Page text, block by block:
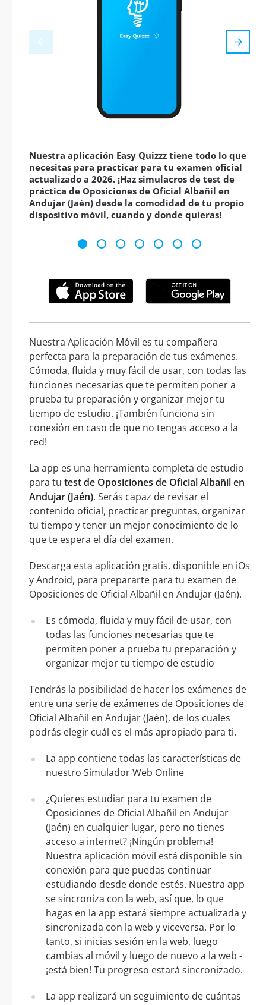
Nuestra aplicación Easy Quizzz tiene todo lo que
necesitas para practicar para tu examen oficial
actualizado a 2026. ¡Haz simulacros de test de
práctica de Oposiciones de Oficial Albañil en
Andujar (Jaén) desde la comodidad de tu propio
dispositivo móvil, cuando y donde quieras!
Nuestra Aplicación Móvil es tu compañera
perfecta para la preparación de tus exámenes.
Cómoda, fluida y muy fácil de usar, con todas las
funciones necesarias que te permiten poner a
prueba tu preparación y organizar mejor tu
tiempo de estudio. ¡También funciona sin
conexión en caso de que no tengas acceso a la
red!
La app es una herramienta completa de estudio
para tu test de Oposiciones de Oficial Albañil en
Andujar (Jaén). Serás capaz de revisar el
contenido oficial, practicar preguntas, organizar
tu tiempo y tener un mejor conocimiento de lo
que te espera el día del examen.
Descarga esta aplicación gratis, disponible en iOs
y Android, para prepararte para tu examen de
Oposiciones de Oficial Albañil en Andujar (Jaén).
Es cómoda, fluida y muy fácil de usar, con
todas las funciones necesarias que te
permiten poner a prueba tu preparación y
organizar mejor tu tiempo de estudio
Tendrás la posibilidad de hacer los exámenes de
entre una serie de exámenes de Oposiciones de
Oficial Albañil en Andujar (Jaén), de los cuales
podrás elegir cuál es el más apropiado para ti.
La app contiene todas las características de
nuestro Simulador Web Online
¿Quieres estudiar para tu examen de
Oposiciones de Oficial Albañil en Andujar
(Jaén) en cualquier lugar, pero no tienes
acceso a internet? ¡Ningún problema!
Nuestra aplicación móvil está disponible sin
conexión para que puedas continuar
estudiando desde donde estés. Nuestra app
se sincroniza con la web, así que, lo que
hagas en la app estará siempre actualizada y
sincronizada con la web y viceversa. Por lo
tanto, si inicias sesión en la web, luego
cambias al móvil y luego de nuevo a la web -
¡está bien! Tu progreso estará sincronizado.
La app realizará un seguimiento de cuántas